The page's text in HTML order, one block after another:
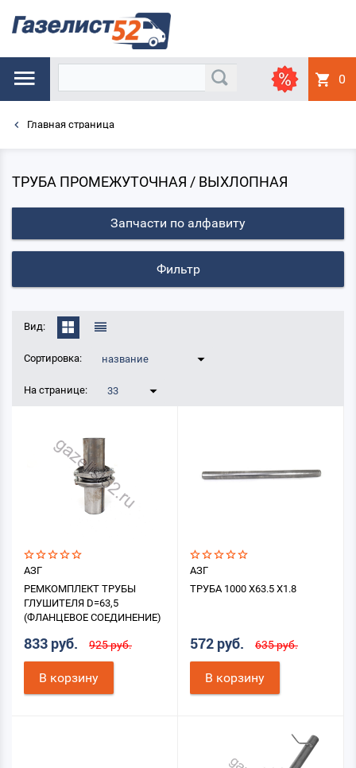
0
Главная страница
ТРУБА ПРОМЕЖУТОЧНАЯ / ВЫХЛОПНАЯ
Запчасти по алфавиту
Фильтр
Вид:
Сортировка: название
На странице: 33
АЗГ
РЕМКОМПЛЕКТ ТРУБЫ
ГЛУШИТЕЛЯ D=63,5
(ФЛАНЦЕВОЕ СОЕДИНЕНИЕ)
833 руб. 925 руб.
В корзину
АЗГ
ТРУБА 1000 X63.5 X1.8
572 руб. 635 руб.
В корзину